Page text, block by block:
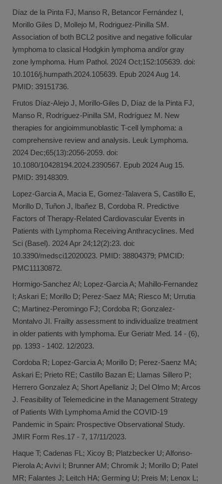
Díaz de la Pinta FJ, Manso R, Betancor Fernández I,
Morillo Giles D, Mollejo M, Rodriguez-Pinilla SM.
Association of both BCL2 positive and negative follicular
lymphoma to clasical Hodgkin lymphoma and/or gray
zone lymphoma. Hum Pathol. 2024 Oct;152:105639. doi:
10.1016/j.humpath.2024.105639. Epub 2024 Aug 14.
PMID: 39151736.
Frutos Díaz-Alejo J, Morillo-Giles D, Díaz de la Pinta FJ,
Manso R, Rodríguez-Pinilla SM, Rodríguez M. New
therapies for angioimmunoblastic T-cell lymphoma: a
comprehensive review and analysis. Leuk Lymphoma.
2024 Dec;65(13):2056-2059. doi:
10.1080/10428194.2024.2390567. Epub 2024 Aug 15.
PMID: 39148309.
Lopez-Garcia A, Macia E, Gomez-Talavera S, Castillo E,
Morillo D, Tuñon J, Ibañez B, Cordoba R. Predictive
Factors of Therapy-Related Cardiovascular Events in
Patients with Lymphoma Receiving Anthracyclines. Med
Sci (Basel). 2024 Apr 24;12(2):23. doi:
10.3390/medsci12020023. PMID: 38804379; PMCID:
PMC11130872.
Hormigo-Sanchez AI; Lopez-Garcia A; Mahillo-Fernandez
I; Askari E; Morillo D; Perez-Saez MA; Riesco M; Urrutia
C; Martinez-Peromingo FJ; Cordoba R; Gonzalez-
Montalvo JI. Frailty assessment to individualize treatment
in older patients with lymphoma. Eur Geriatr Med. 14 - (6),
pp. 1393 - 1402. 12/2023.
Cordoba R; Lopez-Garcia A; Morillo D; Perez-Saenz MA;
Askari E; Prieto RE; Castillo Bazan E; Llamas Sillero P;
Herrero Gonzalez A; Short Apellaniz J; Del Olmo M; Arcos
J. Feasibility of Telemedicine in the Management Strategy
of Patients With Lymphoma Amid the COVID-19
Pandemic in Spain: Prospective Observational Study.
JMIR Form Res.17 - 7, 17/11/2023.
Haque T; Cadenas FL; Xicoy B; Platzbecker U; Alfonso-
Pierola A; Avivi I; Brunner AM; Chromik J; Morillo D; Patel
MR; Falantes J; Leitch HA; Germing U; Preis M; Lenox L;